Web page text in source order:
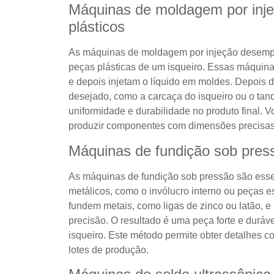
Máquinas de moldagem por
plásticos
As máquinas de moldagem por injeção
peças plásticas de um isqueiro. Essas
e depois injetam o líquido em moldes. Depois
desejado, como a carcaça do isqueiro ou o
uniformidade e durabilidade no produto final.
produzir componentes com dimensões
Máquinas de fundição sob
As máquinas de fundição sob pressão são
metálicos, como o invólucro interno ou peças
fundem metais, como ligas de zinco ou latão,
precisão. O resultado é uma peça forte e
isqueiro. Este método permite obter detalhes
lotes de produção.